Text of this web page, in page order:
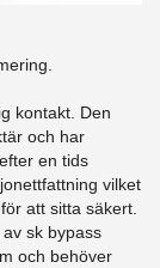
kontakt. Den
och har
en tids
vilket
att sitta säkert.
sk bypass
och behöver